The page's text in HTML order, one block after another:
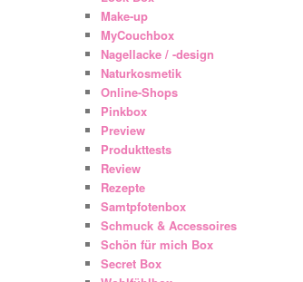
Make-up
MyCouchbox
Nagellacke / -design
Naturkosmetik
Online-Shops
Pinkbox
Preview
Produkttests
Review
Rezepte
Samtpfotenbox
Schmuck & Accessoires
Schön für mich Box
Secret Box